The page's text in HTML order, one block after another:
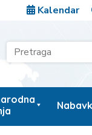
Kalendar